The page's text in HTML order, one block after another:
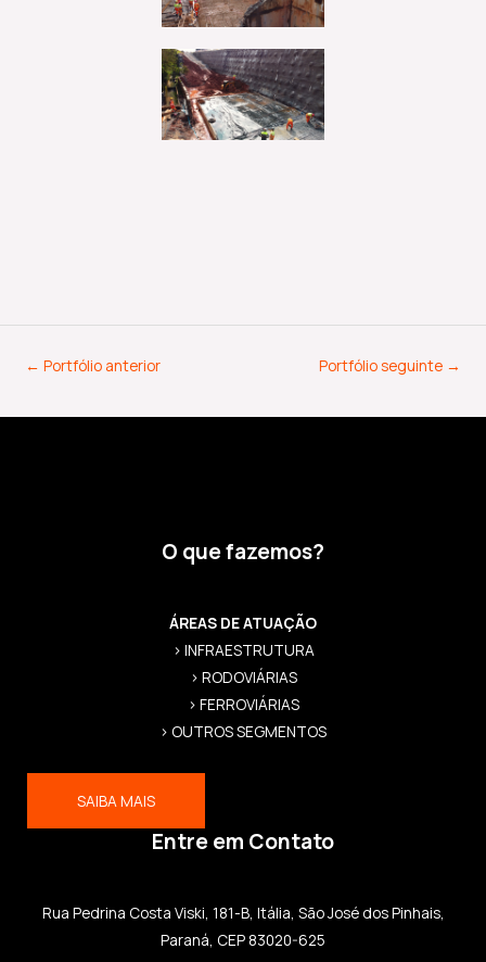
← Portfólio anterior Portfólio seguinte →
O que fazemos?
ÁREAS DE ATUAÇÃO
> INFRAESTRUTURA
> RODOVIÁRIAS
> FERROVIÁRIAS
> OUTROS SEGMENTOS
SAIBA MAIS
Entre em Contato
Rua Pedrina Costa Viski, 181-B, Itália, São José dos Pinhais,
Paraná, CEP 83020-625